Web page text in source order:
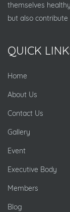
themselves
but also contribute
QUICK
Home
About Us
Contact Us
Gallery
Event
Executive Body
Members
Blog